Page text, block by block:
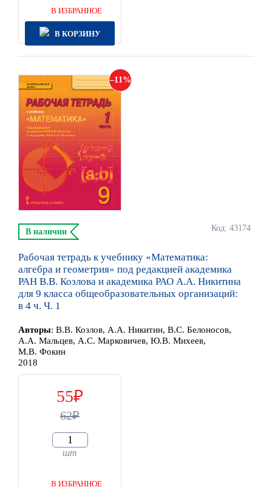
В ИЗБРАННОЕ
В КОРЗИНУ
11
Код: 43174
В наличии
Рабочая тетрадь к учебнику «Математика:
алгебра и геометрия» под редакцией академика
РАН В.В. Козлова и академика РАО А.А. Никитина
для 9 класса общеобразовательных организаций:
в 4 ч. Ч. 1
Авторы: В.В. Козлов, А.А. Никитин, В.С. Белоносов,
А.А. Мальцев, А.С. Марковичев, Ю.В. Михеев,
М.В. Фокин
2018
55
62
шт
В ИЗБРАННОЕ